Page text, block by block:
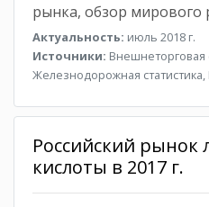
рынка, обзор мирового
Актуальность: июль 2018 г.
Источники: Внешнеторговая
Железнодорожная
Российский рынок
кислоты в 2017 г.